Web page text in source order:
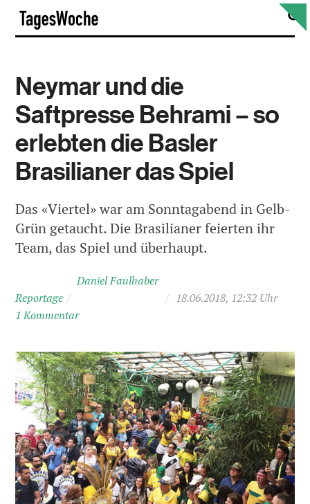
Skip
content
Neymar und die
Saftpresse Behrami – so
erlebten die Basler
Brasilianer das Spiel
Das «Viertel» war am Sonntagabend in Gelb-
Grün getaucht. Die Brasilianer feierten ihr
Team, das Spiel und überhaupt.
Reportage /
Daniel Faulhaber
/ 18.06.2018, 12:32 Uhr
1 Kommentar